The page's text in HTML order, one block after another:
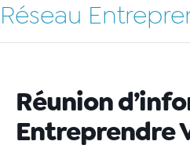
Réseau
Réunion
Entreprendre